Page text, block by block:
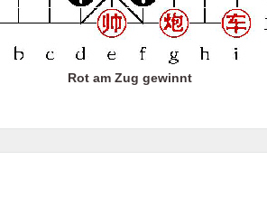
Rot am Zug gewinnt